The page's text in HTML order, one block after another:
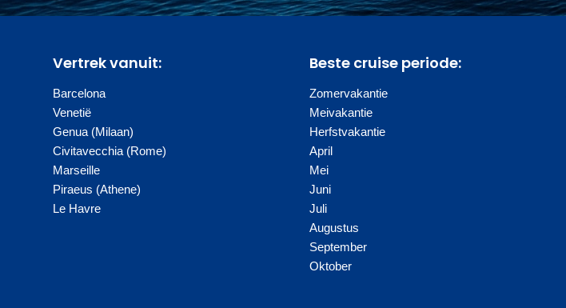
Vertrek vanuit:
Barcelona
Venetië
Genua (Milaan)
Civitavecchia (Rome)
Marseille
Piraeus (Athene)
Le Havre
Beste cruise periode:
Zomervakantie
Meivakantie
Herfstvakantie
April
Mei
Juni
Juli
Augustus
September
Oktober